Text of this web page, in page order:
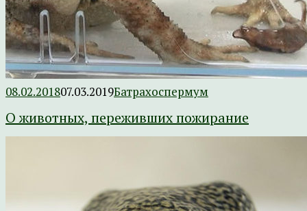
08.02.201807.03.2019Батрахоспермум
О животных, переживших пожирание